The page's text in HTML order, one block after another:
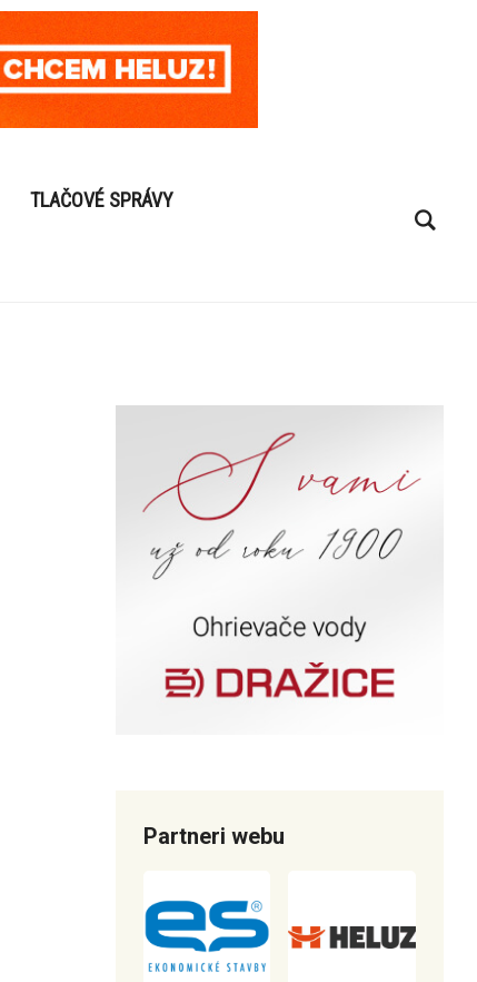
TLAČOVÉ SPRÁVY
Partneri webu